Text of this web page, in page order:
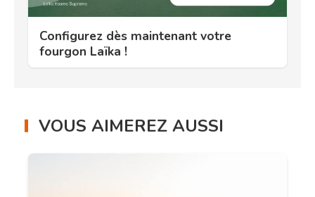
Configurez dès maintenant votre
fourgon Laïka !
VOUS AIMEREZ AUSSI